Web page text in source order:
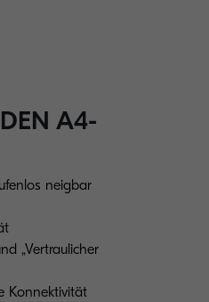
A4-
neigbar
„Vertraulicher
Konnektivität